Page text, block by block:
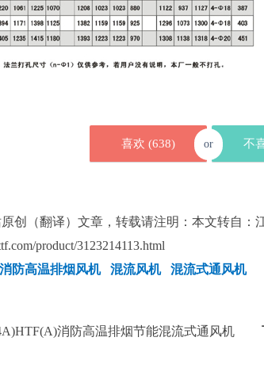
喜欢 (638) or 不
创（翻译）文章，转载请注明：本文转自：
product/3123214113.html
防高温排烟风机 混流风机 混流式通风机
消防高温排烟节能混流式通风机